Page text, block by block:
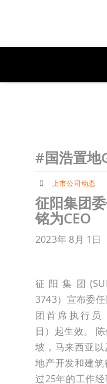
#国浩置地
上市公司动态
征阳集团
铭为CEO
2023年 8月 1日
征阳集团
3743）宣布委
团首席执行员
日）起生效。
坡，马来西亚
地产开发和建筑
过25年的工作